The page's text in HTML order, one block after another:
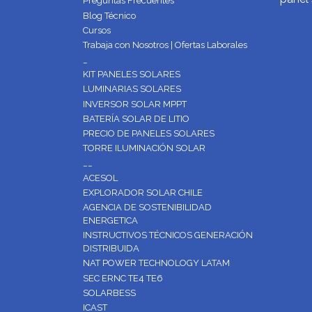
Blog Técnico
Cursos
Trabaja con Nosotros | Ofertas Laborales
KIT PANELES SOLARES
LUMINARIAS SOLARES
INVERSOR SOLAR MPPT
BATERÍA SOLAR DE LITIO
PRECIO DE PANELES SOLARES
TORRE ILUMINACIÓN SOLAR
ACESOL
EXPLORADOR SOLAR CHILE
AGENCIA DE SOSTENIBILIDAD
ENERGETICA
INSTRUCTIVOS TÉCNICOS GENERACIÓN
DISTRIBUIDA
NAT POWER TECHNOLOGY LATAM
SEC ERNC TE4 TE6
SOLARBESS
ICAST